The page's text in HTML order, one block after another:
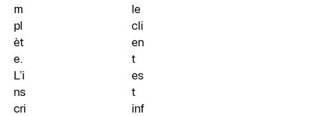
m
pl
èt
e.
L’i
ns
cri
le
cli
en
t
es
t
inf